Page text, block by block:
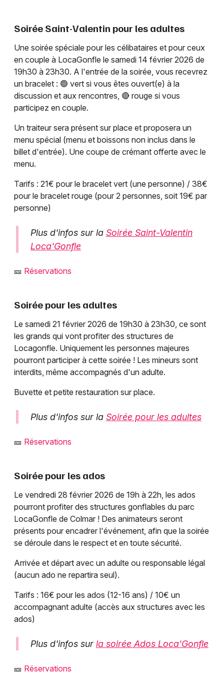
Soirée Saint-Valentin pour les adultes
Une soirée spéciale pour les célibataires et pour ceux
en couple à LocaGonfle le samedi 14 février 2026 de
19h30 à 23h30. A l'entrée de la soirée, vous recevrez
un bracelet : 🟢 vert si vous êtes ouvert(e) à la
discussion et aux rencontres, 🔴 rouge si vous
participez en couple.
Un traiteur sera présent sur place et proposera un
menu spécial (menu et boissons non inclus dans le
billet d'entrée). Une coupe de crémant offerte avec le
menu.
Tarifs : 21€ pour le bracelet vert (une personne) / 38€
pour le bracelet rouge (pour 2 personnes, soit 19€ par
personne)
Plus d'infos sur la Soirée Saint-Valentin
Loca'Gonfle
🎫 Réservations
Soirée pour les adultes
Le samedi 21 février 2026 de 19h30 à 23h30, ce sont
les grands qui vont profiter des structures de
Locagonfle. Uniquement les personnes majeures
pourront participer à cette soirée ! Les mineurs sont
interdits, même accompagnés d'un adulte.
Buvette et petite restauration sur place.
Plus d'infos sur la Soirée pour les adultes
🎫 Réservations
Soirée pour les ados
Le vendredi 28 février 2026 de 19h à 22h, les ados
pourront profiter des structures gonflables du parc
LocaGonfle de Colmar ! Des animateurs seront
présents pour encadrer l'événement, afin que la soirée
se déroule dans le respect et en toute sécurité.
Arrivée et départ avec un adulte ou responsable légal
(aucun ado ne repartira seul).
Tarifs : 16€ pour les ados (12-16 ans) / 10€ un
accompagnant adulte (accès aux structures avec les
ados)
Plus d'infos sur la soirée Ados Loca'Gonfle
🎫 Réservations